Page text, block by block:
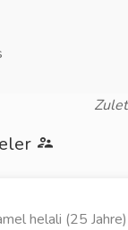
helali (25 Jahre)